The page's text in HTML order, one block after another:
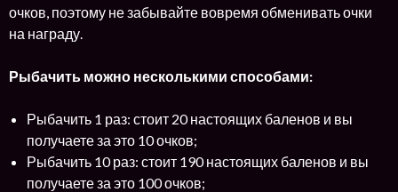
очков, поэтому не забывайте вовремя обменивать очки
на награду.
Рыбачить можно несколькими способами:
Рыбачить 1 раз: стоит 20 настоящих баленов и вы
получаете за это 10 очков;
Рыбачить 10 раз: стоит 190 настоящих баленов и вы
получаете за это 100 очков;